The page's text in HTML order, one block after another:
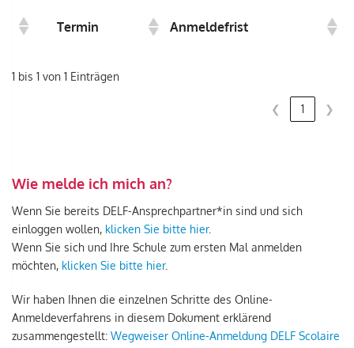
Termin Anmeldefrist
1 bis 1 von 1 Einträgen
❮ 1 ❯
Wie melde ich mich an?
Wenn Sie bereits DELF-Ansprechpartner*in sind und sich
einloggen wollen, klicken Sie bitte hier.
Wenn Sie sich und Ihre Schule zum ersten Mal anmelden
möchten, klicken Sie bitte hier.
Wir haben Ihnen die einzelnen Schritte des Online-
Anmeldeverfahrens in diesem Dokument erklärend
zusammengestellt: Wegweiser Online-Anmeldung DELF Scolaire